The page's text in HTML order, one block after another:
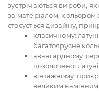
зустрічаються вироби,
за матеріалом,
стосується дизайну,
класичному:
багатоярусне
авангардному:
позолоченої
вінтажному:
великим камінням;